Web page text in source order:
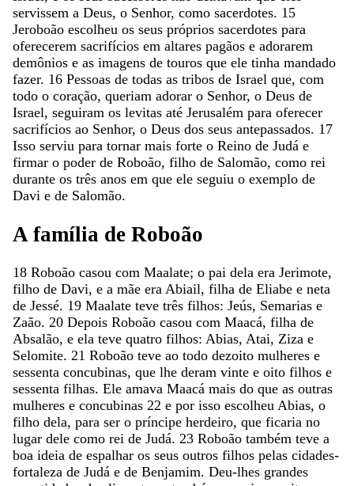
servissem a Deus, o Senhor, como sacerdotes. 15
Jeroboão escolheu os seus próprios sacerdotes para
oferecerem sacrifícios em altares pagãos e adorarem
demônios e as imagens de touros que ele tinha mandado
fazer. 16 Pessoas de todas as tribos de Israel que, com
todo o coração, queriam adorar o Senhor, o Deus de
Israel, seguiram os levitas até Jerusalém para oferecer
sacrifícios ao Senhor, o Deus dos seus antepassados. 17
Isso serviu para tornar mais forte o Reino de Judá e
firmar o poder de Roboão, filho de Salomão, como rei
durante os três anos em que ele seguiu o exemplo de
Davi e de Salomão.
A família de Roboão
18 Roboão casou com Maalate; o pai dela era Jerimote,
filho de Davi, e a mãe era Abiail, filha de Eliabe e neta
de Jessé. 19 Maalate teve três filhos: Jeús, Semarias e
Zaão. 20 Depois Roboão casou com Maacá, filha de
Absalão, e ela teve quatro filhos: Abias, Atai, Ziza e
Selomite. 21 Roboão teve ao todo dezoito mulheres e
sessenta concubinas, que lhe deram vinte e oito filhos e
sessenta filhas. Ele amava Maacá mais do que as outras
mulheres e concubinas 22 e por isso escolheu Abias, o
filho dela, para ser o príncipe herdeiro, que ficaria no
lugar dele como rei de Judá. 23 Roboão também teve a
boa ideia de espalhar os seus outros filhos pelas cidades-
fortaleza de Judá e de Benjamim. Deu-lhes grandes